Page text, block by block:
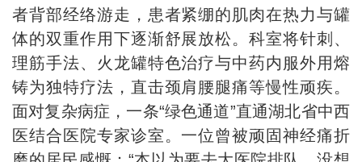
者背部经络游走，患者紧绷的肌肉在热力与罐
体的双重作用下逐渐舒展放松。科室将针刺、
理筋手法、火龙罐特色治疗与中药内服外用熔
铸为独特疗法，直击颈肩腰腿痛等慢性顽疾。
面对复杂病症，一条“绿色通道”直通湖北省中西
医结合医院专家诊室。一位曾被顽固神经痛折